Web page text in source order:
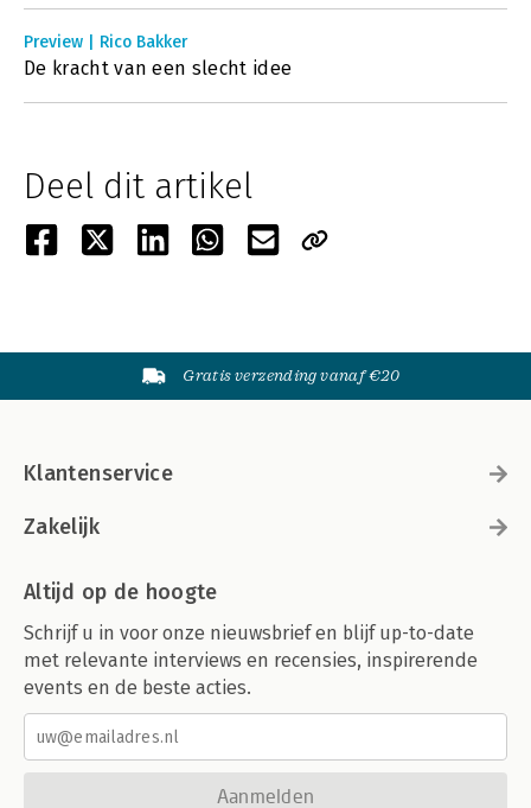
Preview | Rico Bakker
De kracht van een slecht idee
Deel dit artikel
Gratis verzending vanaf €20
Klantenservice
Zakelijk
Altijd op de hoogte
Schrijf u in voor onze nieuwsbrief en blijf up-to-date
met relevante interviews en recensies, inspirerende
events en de beste acties.
Aanmelden